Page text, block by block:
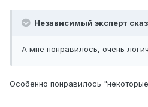
Независимый эксперт
А мне понравилось, очень
Особенно понравилось